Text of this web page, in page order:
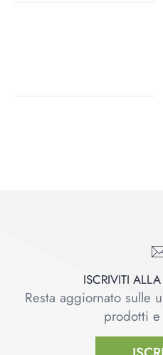
ISCRIVITI
Resta aggiornato sulle
prodotti